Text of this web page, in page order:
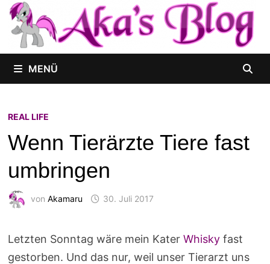
Zum
Inhalt
springen
MENÜ
REAL LIFE
Wenn Tierärzte Tiere fast
umbringen
von Akamaru 30. Juli 2017
Letzten Sonntag wäre mein Kater Whiskyfast
gestorben. Und das nur, weil unser Tierarzt uns